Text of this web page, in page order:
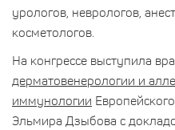
урологов, неврологов,
косметологов.
На конгрессе выступила
дерматовенерологии и
иммунологии
Эльмира Дзыбова с